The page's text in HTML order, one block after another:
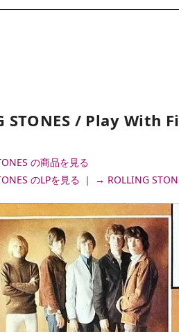
STONES / Play With
の商品を見る
のLPを見る ｜ → ROLLING